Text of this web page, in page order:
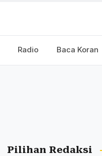
Radio Baca Koran
Pilihan Redaksi